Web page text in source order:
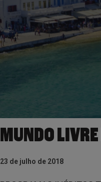
MUNDO
23 de julho de 2018